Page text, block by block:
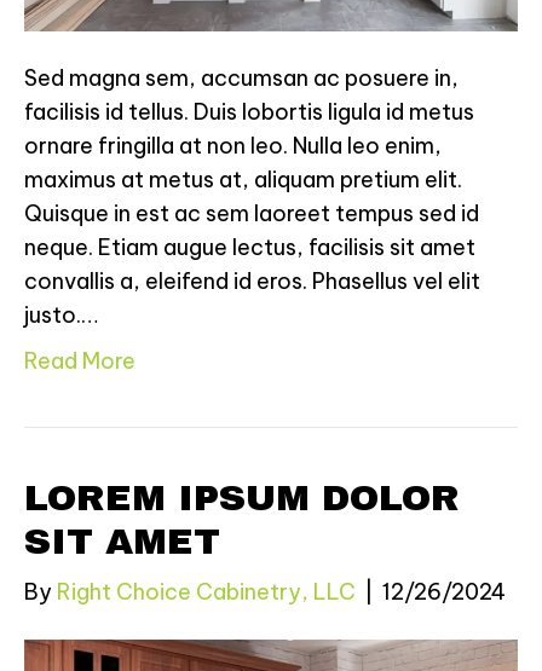
Sed magna sem, accumsan ac posuere in,
facilisis id tellus. Duis lobortis ligula id metus
ornare fringilla at non leo. Nulla leo enim,
maximus at metus at, aliquam pretium elit.
Quisque in est ac sem laoreet tempus sed id
neque. Etiam augue lectus, facilisis sit amet
convallis a, eleifend id eros. Phasellus vel elit
justo.…
Read More
LOREM IPSUM DOLOR
SIT AMET
By Right Choice Cabinetry, LLC 12/26/2024